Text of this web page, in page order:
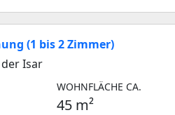
(1 bis 2 Zimmer)
Isar
WOHNFLÄCHE CA.
45 m²